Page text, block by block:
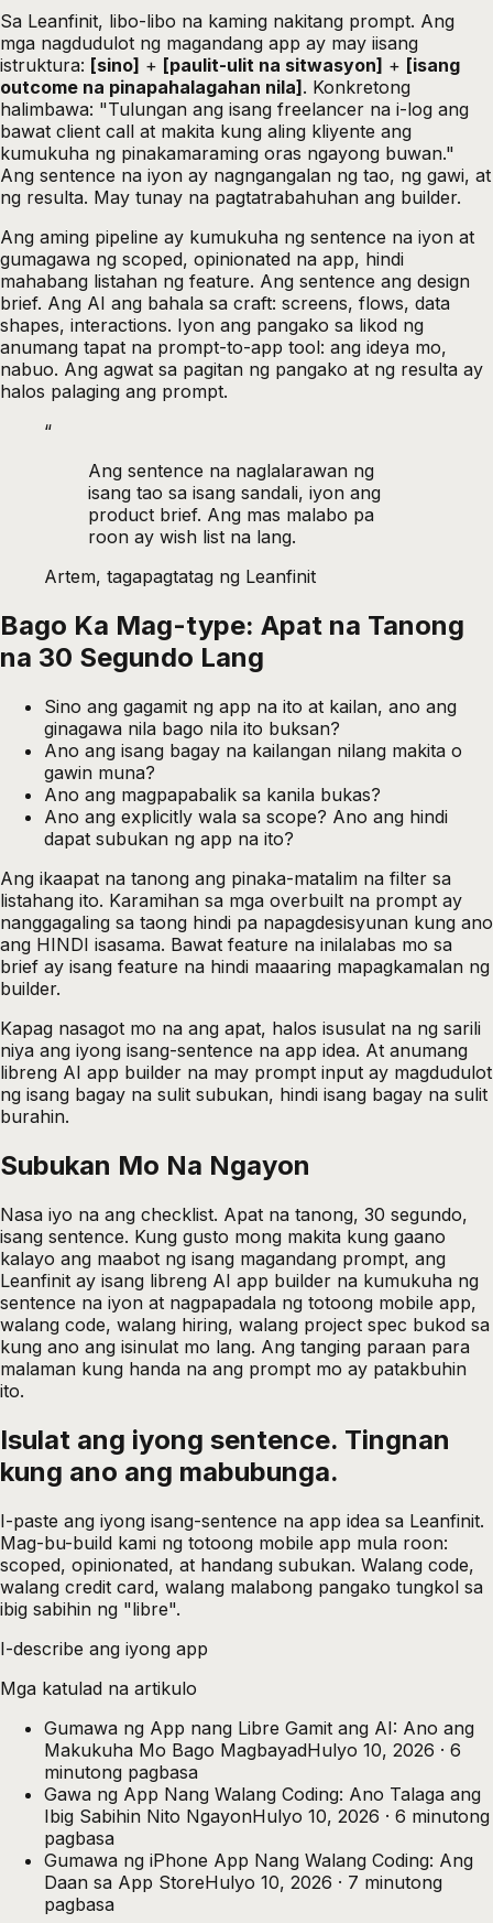
Sa Leanfinit, libo-libo na kaming nakitang prompt. Ang
mga nagdudulot ng magandang app ay may iisang
istruktura: [sino] + [paulit-ulit na sitwasyon] + [isang
outcome na pinapahalagahan nila]. Konkretong
halimbawa: "Tulungan ang isang freelancer na i-log ang
bawat client call at makita kung aling kliyente ang
kumukuha ng pinakamaraming oras ngayong buwan."
Ang sentence na iyon ay nagngangalan ng tao, ng gawi, at
ng resulta. May tunay na pagtatrabahuhan ang builder.
Ang aming pipeline ay kumukuha ng sentence na iyon at
gumagawa ng scoped, opinionated na app, hindi
mahabang listahan ng feature. Ang sentence ang design
brief. Ang AI ang bahala sa craft: screens, flows, data
shapes, interactions. Iyon ang pangako sa likod ng
anumang tapat na prompt-to-app tool: ang ideya mo,
nabuo. Ang agwat sa pagitan ng pangako at ng resulta ay
halos palaging ang prompt.
“
Ang sentence na naglalarawan ng
isang tao sa isang sandali, iyon ang
product brief. Ang mas malabo pa
roon ay wish list na lang.
Artem, tagapagtatag ng Leanfinit
Bago Ka Mag-type: Apat na Tanong
na 30 Segundo Lang
Sino ang gagamit ng app na ito at kailan, ano ang
ginagawa nila bago nila ito buksan?
Ano ang isang bagay na kailangan nilang makita o
gawin muna?
Ano ang magpapabalik sa kanila bukas?
Ano ang explicitly wala sa scope? Ano ang hindi
dapat subukan ng app na ito?
Ang ikaapat na tanong ang pinaka-matalim na filter sa
listahang ito. Karamihan sa mga overbuilt na prompt ay
nanggagaling sa taong hindi pa napagdesisyunan kung ano
ang HINDI isasama. Bawat feature na inilalabas mo sa
brief ay isang feature na hindi maaaring mapagkamalan ng
builder.
Kapag nasagot mo na ang apat, halos isusulat na ng sarili
niya ang iyong isang-sentence na app idea. At anumang
libreng AI app builder na may prompt input ay magdudulot
ng isang bagay na sulit subukan, hindi isang bagay na sulit
burahin.
Subukan Mo Na Ngayon
Nasa iyo na ang checklist. Apat na tanong, 30 segundo,
isang sentence. Kung gusto mong makita kung gaano
kalayo ang maabot ng isang magandang prompt, ang
Leanfinit ay isang libreng AI app builder na kumukuha ng
sentence na iyon at nagpapadala ng totoong mobile app,
walang code, walang hiring, walang project spec bukod sa
kung ano ang isinulat mo lang. Ang tanging paraan para
malaman kung handa na ang prompt mo ay patakbuhin
ito.
Isulat ang iyong sentence. Tingnan
kung ano ang mabubunga.
I-paste ang iyong isang-sentence na app idea sa Leanfinit.
Mag-bu-build kami ng totoong mobile app mula roon:
scoped, opinionated, at handang subukan. Walang code,
walang credit card, walang malabong pangako tungkol sa
ibig sabihin ng "libre".
I-describe ang iyong app
Mga katulad na artikulo
Gumawa ng App nang Libre Gamit ang AI: Ano ang
Makukuha Mo Bago MagbayadHulyo 10, 2026 · 6
minutong pagbasa
Gawa ng App Nang Walang Coding: Ano Talaga ang
Ibig Sabihin Nito NgayonHulyo 10, 2026 · 6 minutong
pagbasa
Gumawa ng iPhone App Nang Walang Coding: Ang
Daan sa App StoreHulyo 10, 2026 · 7 minutong
pagbasa